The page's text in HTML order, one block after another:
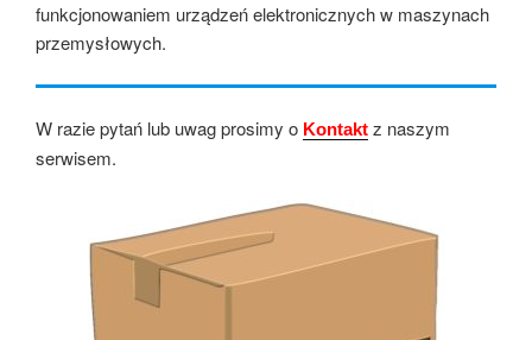
funkcjonowaniem urządzeń elektronicznych w maszynach
przemysłowych.
W razie pytań lub uwag prosimy o Kontakt z naszym
serwisem.